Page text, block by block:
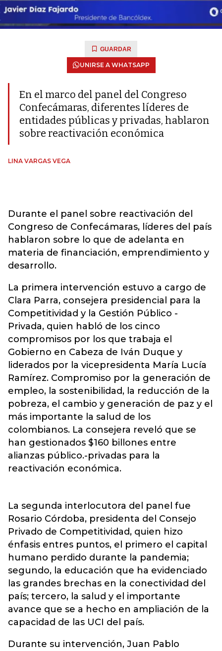
GUARDAR
UNIRSE A WHATSAPP
En el marco del panel del Congreso
Confecámaras, diferentes líderes de
entidades públicas y privadas, hablaron
sobre reactivación económica
LINA VARGAS VEGA
Durante el panel sobre reactivación del
Congreso de Confecámaras, líderes del país
hablaron sobre lo que de adelanta en
materia de financiación, emprendimiento y
desarrollo.
La primera intervención estuvo a cargo de
Clara Parra, consejera presidencial para la
Competitividad y la Gestión Público -
Privada, quien habló de los cinco
compromisos por los que trabaja el
Gobierno en Cabeza de Iván Duque y
liderados por la vicepresidenta María Lucía
Ramírez. Compromiso por la generación de
empleo, la sostenibilidad, la reducción de la
pobreza, el cambio y generación de paz y el
más importante la salud de los
colombianos. La consejera reveló que se
han gestionados $160 billones entre
alianzas público.-privadas para la
reactivación económica.
La segunda interlocutora del panel fue
Rosario Córdoba, presidenta del Consejo
Privado de Competitividad, quien hizo
énfasis entres puntos, el primero el capital
humano perdido durante la pandemia;
segundo, la educación que ha evidenciado
las grandes brechas en la conectividad del
país; tercero, la salud y el importante
avance que se a hecho en ampliación de la
capacidad de las UCI del país.
Durante su intervención, Juan Pablo